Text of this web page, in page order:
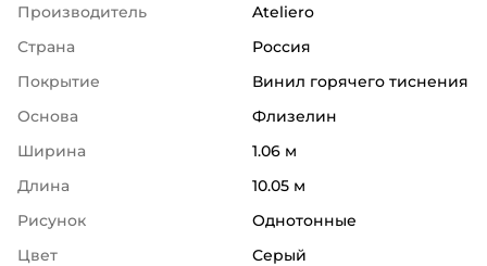
Производитель
Ateliero
Страна
Россия
Покрытие
Винил горячего тиснения
Основа
Флизелин
Ширина
1.06 м
Длина
10.05 м
Рисунок
Однотонные
Цвет
Серый